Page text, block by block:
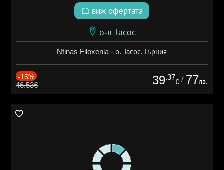
виж офертата
о-в Тасос
Ntinas Filoxenia - о. Тасос, Гърция
-15%
46.53€ 39.37
€ / 77лв.